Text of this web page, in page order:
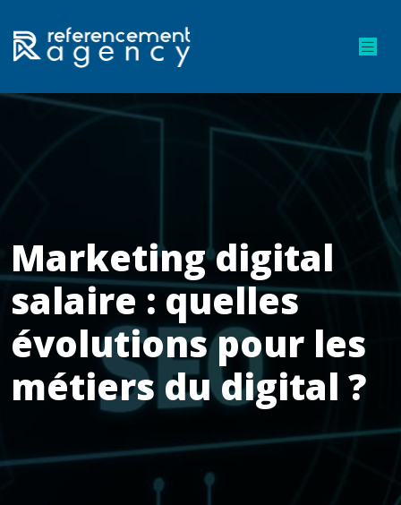
Marketing digital
salaire : quelles
évolutions pour les
métiers du digital ?